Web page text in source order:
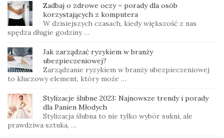
Zadbaj o zdrowe oczy – porady dla osób
korzystających z komputera
W dzisiejszych czasach, kiedy większość z nas
spędza długie godziny …
Jak zarządzać ryzykiem w branży
ubezpieczeniowej?
Zarządzanie ryzykiem w branży ubezpieczeniowej
to kluczowy element, który może …
Stylizacje ślubne 2023: Najnowsze trendy i porady
dla Panien Młodych
Stylizacja ślubna to nie tylko wybór sukni, ale
prawdziwa sztuka, …